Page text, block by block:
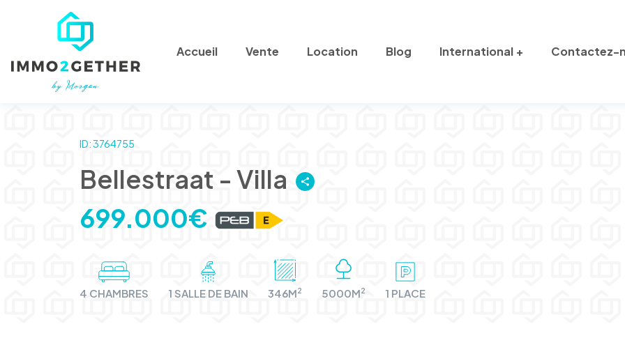
Accueil Vente Location Blog International Contactez-
ID: 3764755
Bellestraat - Villa
699.000€
4 CHAMBRES 1 SALLE DE BAIN 346M2 5000M2 1 PLACE